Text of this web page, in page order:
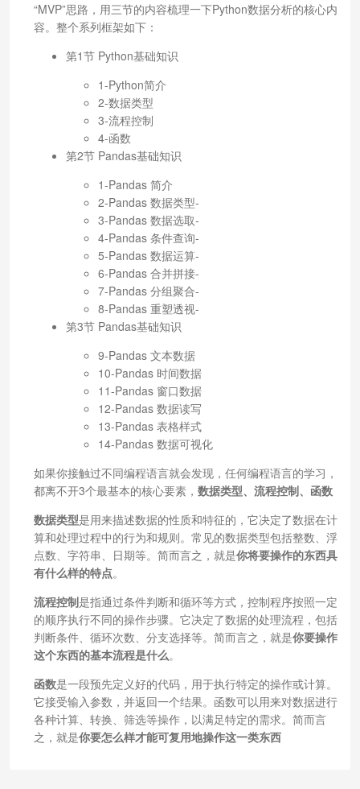
“MVP”思路，用三节的内容梳理一下Python数据分析的核心内
容。整个系列框架如下：
第1节 Python基础知识
1-Python简介
2-数据类型
3-流程控制
4-函数
第2节 Pandas基础知识
1-Pandas 简介
2-Pandas 数据类型-
3-Pandas 数据选取-
4-Pandas 条件查询-
5-Pandas 数据运算-
6-Pandas 合并拼接-
7-Pandas 分组聚合-
8-Pandas 重塑透视-
第3节 Pandas基础知识
9-Pandas 文本数据
10-Pandas 时间数据
11-Pandas 窗口数据
12-Pandas 数据读写
13-Pandas 表格样式
14-Pandas 数据可视化
如果你接触过不同编程语言就会发现，任何编程语言的学习，
都离不开3个最基本的核心要素， 数据类型、流程控制、函数
数据类型是用来描述数据的性质和特征的，它决定了数据在计
算和处理过程中的行为和规则。常见的数据类型包括整数、浮
点数、字符串、日期等。简而言之，就是你将要操作的东西具
有什么样的特点。
流程控制是指通过条件判断和循环等方式，控制程序按照一定
的顺序执行不同的操作步骤。它决定了数据的处理流程，包括
判断条件、循环次数、分支选择等。简而言之，就是你要操作
这个东西的基本流程是什么。
函数是一段预先定义好的代码，用于执行特定的操作或计算。
它接受输入参数，并返回一个结果。函数可以用来对数据进行
各种计算、转换、筛选等操作，以满足特定的需求。简而言
之，就是你要怎么样才能可复用地操作这一类东西